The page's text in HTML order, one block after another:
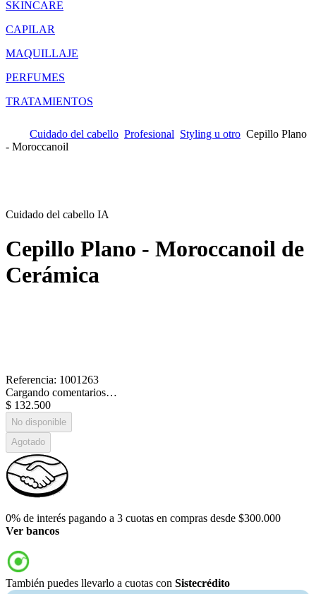
SKINCARE
CAPILAR
MAQUILLAJE
PERFUMES
TRATAMIENTOS
Cuidado del cabello Profesional Styling u otro Cepillo Plano
- Moroccanoil
Cuidado del cabello IA
Cepillo Plano - Moroccanoil de
Cerámica
Referencia: 1001263
Cargando comentarios…
$ 132.500
No disponible
Agotado
0% de interés pagando a 3 cuotas en compras desde $300.000
Ver bancos
También puedes llevarlo a cuotas con Sistecrédito